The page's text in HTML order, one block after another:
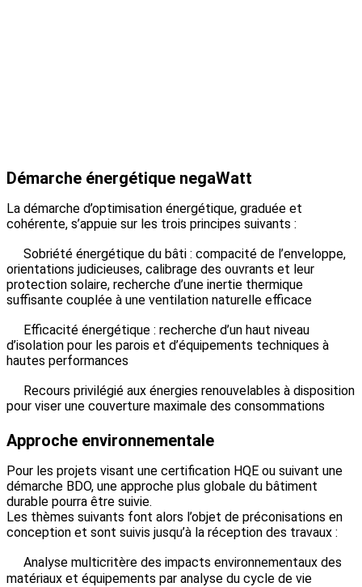
Démarche énergétique negaWatt
La démarche d’optimisation énergétique, graduée et
cohérente, s’appuie sur les trois principes suivants :
Sobriété énergétique du bâti : compacité de l’enveloppe,
orientations judicieuses, calibrage des ouvrants et leur
protection solaire, recherche d’une inertie thermique
suffisante couplée à une ventilation naturelle efficace
Efficacité énergétique : recherche d’un haut niveau
d’isolation pour les parois et d’équipements techniques à
hautes performances
Recours privilégié aux énergies renouvelables à disposition
pour viser une couverture maximale des consommations
Approche environnementale
Pour les projets visant une certification HQE ou suivant une
démarche BDO, une approche plus globale du bâtiment
durable pourra être suivie.
Les thèmes suivants font alors l’objet de préconisations en
conception et sont suivis jusqu’à la réception des travaux :
Analyse multicritère des impacts environnementaux des
matériaux et équipements par analyse du cycle de vie